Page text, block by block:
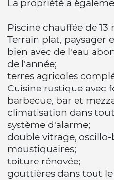
La propriété a
Piscine chauffée de 13
Terrain plat, paysager
bien avec de l'eau
de l'année;
terres agricoles
Cuisine rustique avec
barbecue, bar et
climatisation dans
système d'alarme;
double vitrage,
moustiquaires;
toiture rénovée;
gouttières dans tout